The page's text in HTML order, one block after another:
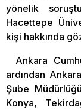
yönelik
Hacettepe
kişi hakkında
Ankara
ardından
Şube
Konya,